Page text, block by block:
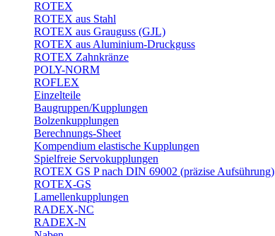
ROTEX
ROTEX aus Stahl
ROTEX aus Grauguss (GJL)
ROTEX aus Aluminium-Druckguss
ROTEX Zahnkränze
POLY-NORM
ROFLEX
Einzelteile
Baugruppen/Kupplungen
Bolzenkupplungen
Berechnungs-Sheet
Kompendium elastische Kupplungen
Spielfreie Servokupplungen
ROTEX GS P nach DIN 69002 (präzise Aufsührung)
ROTEX-GS
Lamellenkupplungen
RADEX-NC
RADEX-N